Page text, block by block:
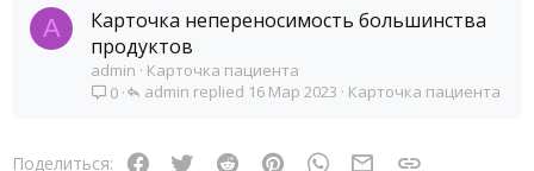
A
Карточка непереносимость большинства
продуктов
admin
Карточка пациента
0
Карточка пациента
16 Мар 2023
admin
Поделиться: Facebook
Twitter Reddit PinterestWhatsAppЭлектронная почта